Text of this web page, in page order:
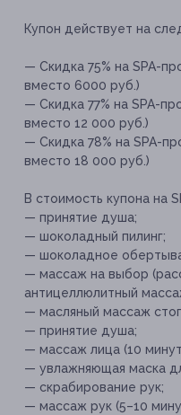
Купон действует на
— Скидка 75% на SPA-
вместо 6000 руб.)
— Скидка 77% на SPA-
вместо 12 000 руб.)
— Скидка 78% на SPA-
вместо 18 000 руб.)
В стоимость купона на
— принятие душа;
— шоколадный пилинг;
— шоколадное
— массаж на выбор
антицеллюлитный
— масляный массаж
— принятие душа;
— массаж лица (10
— увлажняющая маска
— скрабирование рук;
— массаж рук (5–10